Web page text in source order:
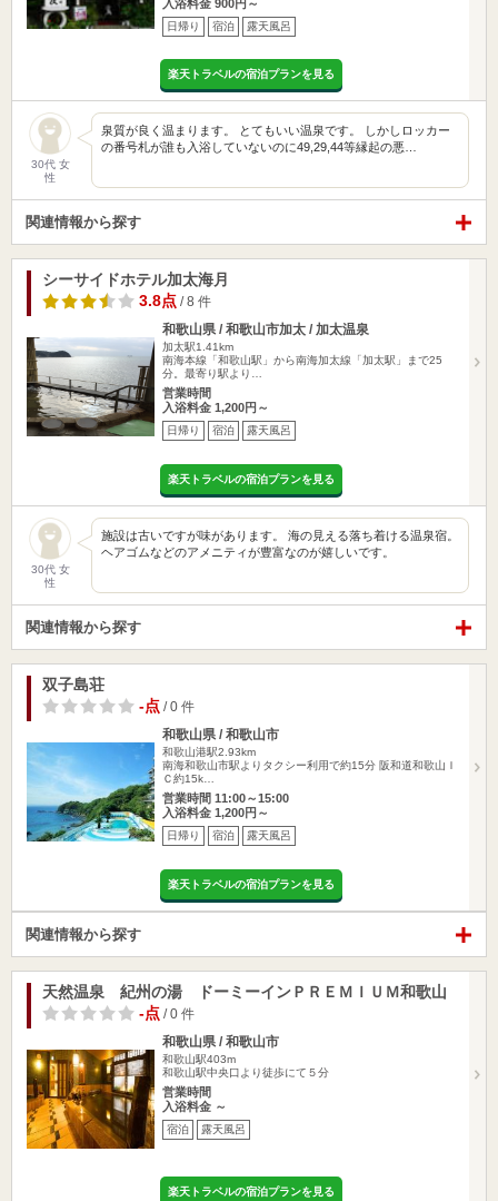
入浴料金 900円～
日帰り 宿泊 露天風呂
楽天トラベルの宿泊プランを見る
30代 女
性
泉質が良く温まります。 とてもいい温泉です。 しかしロッカー
の番号札が誰も入浴していないのに49,29,44等縁起の悪…
関連情報から探す
シーサイドホテル加太海月
3.8点 / 8 件
和歌山県 / 和歌山市加太 / 加太温泉
加太駅1.41km
南海本線「和歌山駅」から南海加太線「加太駅」まで25
分。最寄り駅より…
営業時間
入浴料金 1,200円～
日帰り 宿泊 露天風呂
楽天トラベルの宿泊プランを見る
30代 女
性
施設は古いですが味があります。 海の見える落ち着ける温泉宿。
ヘアゴムなどのアメニティが豊富なのが嬉しいです。
関連情報から探す
双子島荘
-点 / 0 件
和歌山県 / 和歌山市
和歌山港駅2.93km
南海和歌山市駅よりタクシー利用で約15分 阪和道和歌山Ｉ
Ｃ約15k…
営業時間 11:00～15:00
入浴料金 1,200円～
日帰り 宿泊 露天風呂
楽天トラベルの宿泊プランを見る
関連情報から探す
天然温泉 紀州の湯 ドーミーインＰＲＥＭＩＵＭ和歌山
-点 / 0 件
和歌山県 / 和歌山市
和歌山駅403m
和歌山駅中央口より徒歩にて５分
営業時間
入浴料金 ～
宿泊 露天風呂
楽天トラベルの宿泊プランを見る